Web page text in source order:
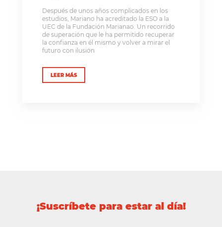
Después de unos años complicados en los
estudios, Mariano ha acreditado la ESO a la
UEC de la Fundación Marianao. Un recorrido
de superación que le ha permitido recuperar
la confianza en él mismo y volver a mirar el
futuro con ilusión
LEER MÁS
¡Suscríbete para estar al día!